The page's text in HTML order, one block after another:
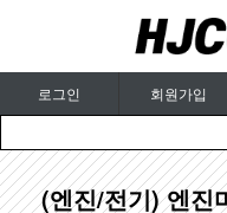
로그인 회원가입
(엔진/전기) 엔진